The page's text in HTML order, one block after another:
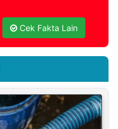
Cek Fakta Lain